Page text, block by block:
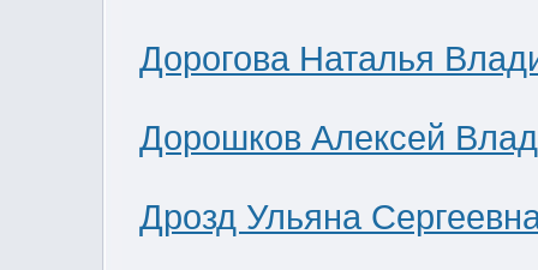
Дорогова Наталья
Дорошков Алексей
Дрозд Ульяна